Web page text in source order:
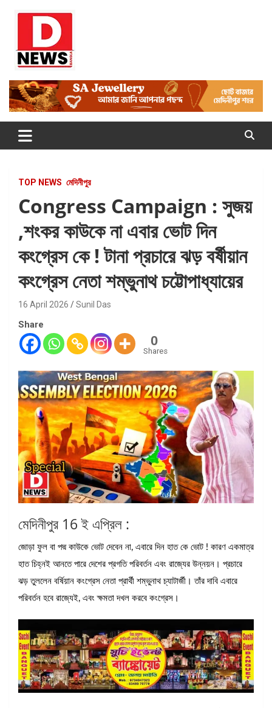
Dnews
#Medinipur24X7News
TOP NEWS মেদিনীপুর
Congress Campaign : সুজয়
,শংকর কাউকে না এবার ভোট দিন
কংগ্রেস কে ! টানা প্রচারে ঝড় বর্ষীয়ান
কংগ্রেস নেতা শম্ভুনাথ চট্টোপাধ্যায়ের
16 April 2026 Sunil Das
Share
0
Shares
মেদিনীপুর 16 ই এপ্রিল :
জোড়া ফুল বা পদ্ম কাউকে ভোট দেবেন না, এবারে দিন হাত কে ভোট ! কারণ একমাত্র
হাত চিহ্নই আনতে পারে দেশের প্রগতি পরিবর্তন এবং রাজ্যের উন্নয়ন। প্রচারে
ঝড় তুললেন বর্ষিয়ান কংগ্রেস নেতা প্রার্থী শম্ভুনাথ চ্যাটার্জী। তাঁর দাবি এবারে
পরিবর্তন হবে রাজ্যেই, এবং ক্ষমতা দখল করবে কংগ্রেস।